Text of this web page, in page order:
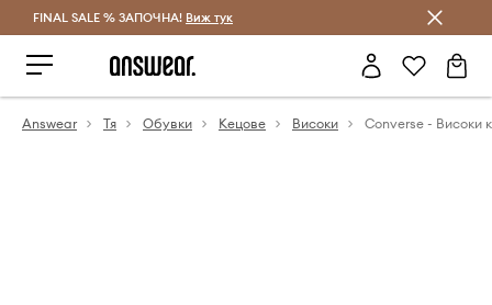
Спестявай с Answear Club
FINAL SALE % ЗАПОЧНА! Виж тук
Answear Тя Обувки Кецове Високи Converse - Високи